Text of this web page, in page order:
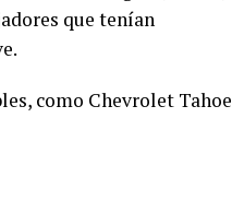
que tenían
como Chevrolet Tahoe